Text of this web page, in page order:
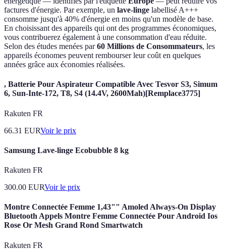
factures d'énergie. Par exemple, un lave-linge labellisé A+++
consomme jusqu'à 40% d'énergie en moins qu'un modèle de base.
En choisissant des appareils qui ont des programmes économiques,
vous contribuerez également à une consommation d'eau réduite.
Selon des études menées par60 Millions de Consommateurs, les
appareils économes peuvent rembourser leur coût en quelques
années grâce aux économies réalisées.
, Batterie Pour Aspirateur Compatible Avec Tesvor S3, Simum
6, Sun-Inte-172, T8, S4 (14.4V, 2600Mah)[Remplace3775]
Rakuten FR
66.31 EURVoir le prix
Samsung Lave-linge Ecobubble 8 kg
Rakuten FR
300.00 EURVoir le prix
Montre Connectée Femme 1,43"" Amoled Always-On Display
Bluetooth Appels Montre Femme Connectée Pour Android Ios
Rose Or Mesh Grand Rond Smartwatch
Rakuten FR